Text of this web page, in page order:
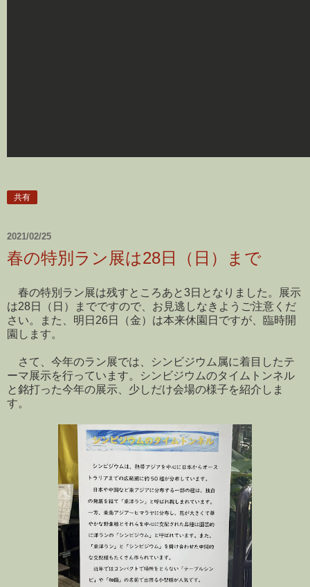
共有
2021/02/25
春の特別ラン展は28日（日）まで
春の特別ラン展は残すところあと3日となりました。展示
は28日（日）までですので、お見逃しなきようご注意くだ
さい。また、明日26日（金）は本来休園日ですが、臨時開
園します。
さて、今年のラン展では、シンビジウム属に着目したテ
ーマ展示を行っています。シンビジウムのタイムトンネル
と銘打った今年の展示、少しだけ会場の様子を紹介しま
す。